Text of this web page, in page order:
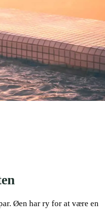
Øen har ry for at være en